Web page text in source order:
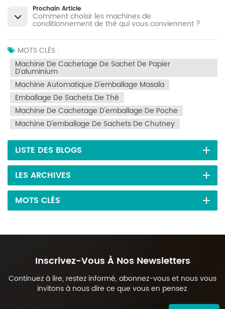
Prochain Article
Comment choisir les machines de
conditionnement de thé qui vous conviennent ?
MOTS CLÉS :
Machine De Cachetage De Sachet De Papier
D'aluminium
Machine Automatique D'emballage Masala
Emballage De Sachets De Thé
Machine De Cachetage D'emballage De Poche
Machine D'emballage De Sachets De Chutney
LISTE DES BLOGS
LES ARCHIVES
MOTS CLÉS
Inscrivez-Vous À Nos Newsletters
Continuez à lire, restez informé, abonnez-vous et nous vous
invitons à nous dire ce que vous en pensez.